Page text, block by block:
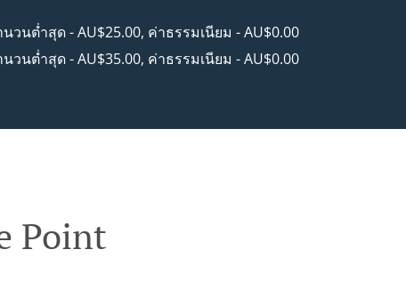
นวนต่ำสุด - AU$25.00, ค่าธรรมเนียม - AU$0.00
นวนต่ำสุด - AU$35.00, ค่าธรรมเนียม - AU$0.00
Point